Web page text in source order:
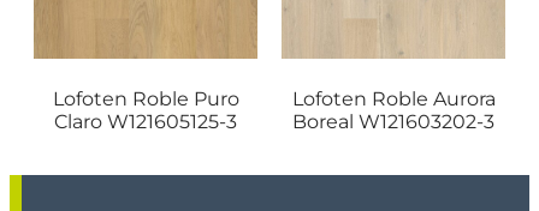
Lofoten Roble Puro
Claro W121605125-3
Lofoten Roble Aurora
Boreal W121603202-3